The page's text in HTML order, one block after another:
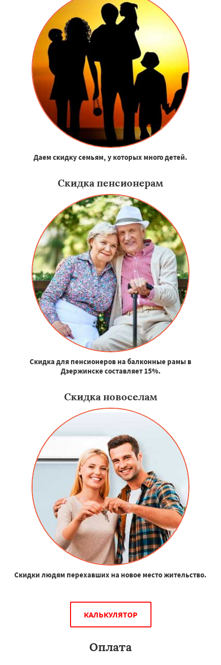
Даем скидку семьям, у которых много детей.
Скидка пенсионерам
Скидка для пенсионеров на балконные рамы в
Дзержинске составляет 15%.
Скидка новоселам
Скидки людям перехавших на новое место жительство.
КАЛЬКУЛЯТОР
Оплата